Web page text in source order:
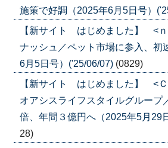
施策で好調（2025年6月5日号）
【新サイト はじめました】 <
ナッシュ／ペット市場に参入、初
6月5日号）('25/06/07) (0829)
【新サイト はじめました】 <
オアシスライフスタイルグループ
倍、年間３億円へ（2025年5月29
28)